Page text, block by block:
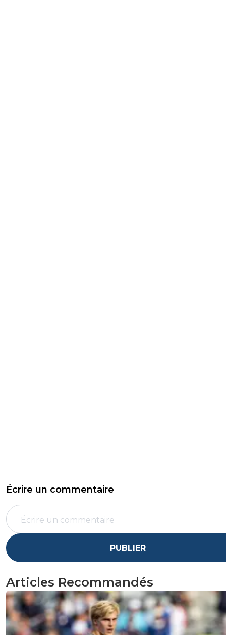
Écrire un commentaire
PUBLIER
Articles Recommandés